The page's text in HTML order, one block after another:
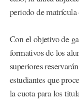
periodo de
Con el objetivo de
formativos de los
superiores
estudiantes que
la cuota para los